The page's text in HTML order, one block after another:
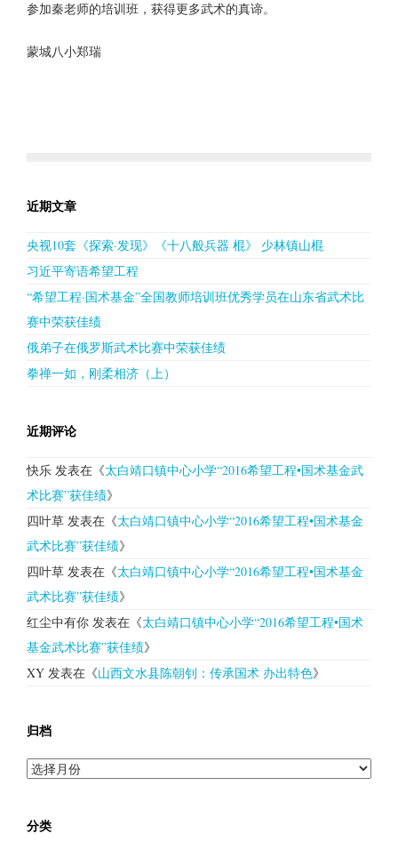
参加秦老师的培训班，获得更多武术的真谛。
蒙城八小郑瑞
近期文章
央视10套《探索·发现》《十八般兵器 棍》 少林镇山棍
习近平寄语希望工程
“希望工程·国术基金”全国教师培训班优秀学员在山东省武术比
赛中荣获佳绩
俄弟子在俄罗斯武术比赛中荣获佳绩
拳禅一如，刚柔相济（上）
近期评论
快乐 发表在《太白靖口镇中心小学“2016希望工程•国术基金武
术比赛”获佳绩》
四叶草 发表在《太白靖口镇中心小学“2016希望工程•国术基金
武术比赛”获佳绩》
四叶草 发表在《太白靖口镇中心小学“2016希望工程•国术基金
武术比赛”获佳绩》
红尘中有你 发表在《太白靖口镇中心小学“2016希望工程•国术
基金武术比赛”获佳绩》
XY 发表在《山西文水县陈朝钊：传承国术 办出特色》
归档
归
分类